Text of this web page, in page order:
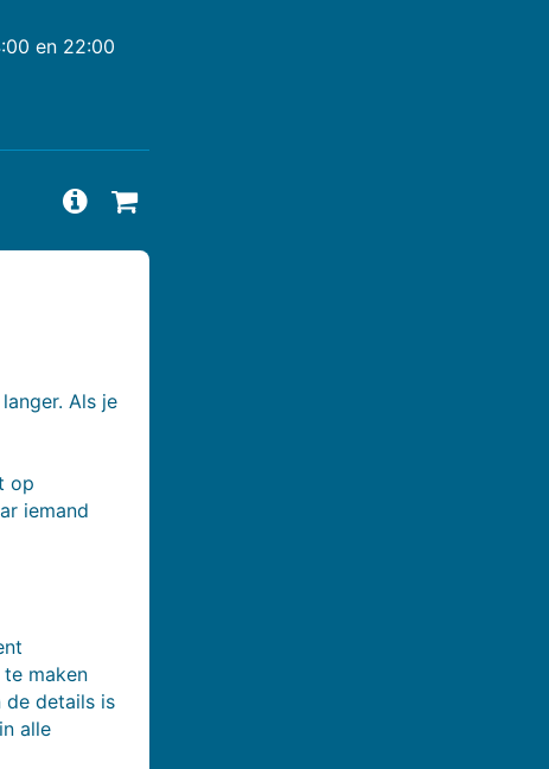
en 22:00
Als je
op
iemand
maken
de details is
alle
Vragen en antwoorden bekijken
Beschikbaarheid aanvragen